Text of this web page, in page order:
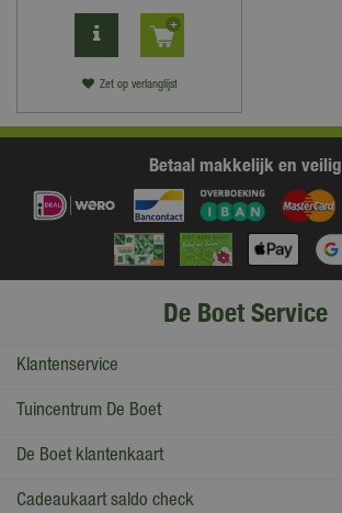
Zet op verlanglijst
Betaal makkelijk en veilig
De Boet Service
Klantenservice
Tuincentrum De Boet
De Boet klantenkaart
Cadeaukaart saldo check